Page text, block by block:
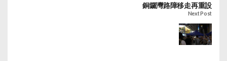
銅鑼灣路障移走再重設
Next Post